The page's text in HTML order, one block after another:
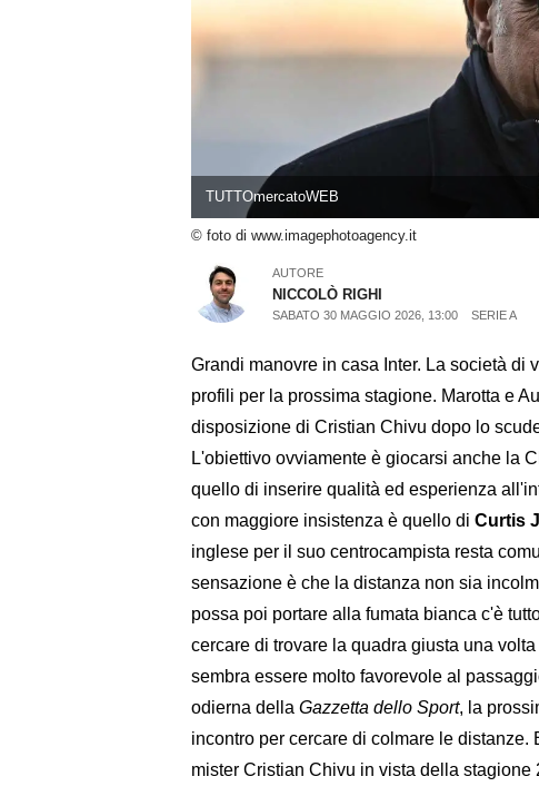
TUTTOmercatoWEB
© foto di www.imagephotoagency.it
AUTORE
NICCOLÒ RIGHI
SABATO 30 MAGGIO 2026, 13:00 SERIE A
Grandi manovre in casa Inter. La società
profili per la prossima stagione. Marotta e
disposizione di Cristian Chivu dopo lo
L'obiettivo ovviamente è giocarsi anche la
quello di inserire qualità ed esperienza
con maggiore insistenza è quello di Curtis
inglese per il suo centrocampista resta
sensazione è che la distanza non sia
possa poi portare alla fumata bianca c'è
cercare di trovare la quadra giusta una
sembra essere molto favorevole al
odierna della Gazzetta dello Sport, la
incontro per cercare di colmare le distanze.
mister Cristian Chivu in vista della stagione